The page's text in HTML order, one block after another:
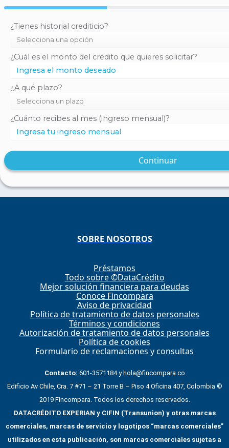
¿Tienes historial crediticio?
¿Cuál es el monto del crédito que quieres solicitar?
¿A qué plazo?
¿Cuánto recibes al mes (ingreso mensual)?
Continuar
SOBRE NOSOTROS
Préstamos
Todo sobre ©DataCrédito
Mejor solución financiera para deudas
Conoce Fincompara
Aviso de privacidad
Política de tratamiento de datos personales
Términos y condiciones
Autorización de tratamiento de datos personales
Política de cookies
Formulario de reclamaciones y consultas
Contacto: 601-3571184 y hola@fincompara.co
Edificio Av Chile, Cra. 7 #71 – 21 Torre B – Piso 4 Oficina 407, Colombia ©
2019 Fincompara. Todos los derechos reservados.
DATACRÉDITO EXPERIAN y CIFIN (Transunion) y otras marcas
comerciales, marcas de servicio y logotipos “marcas comerciales”
utilizados en esta publicación, son marcas comerciales sujetas a